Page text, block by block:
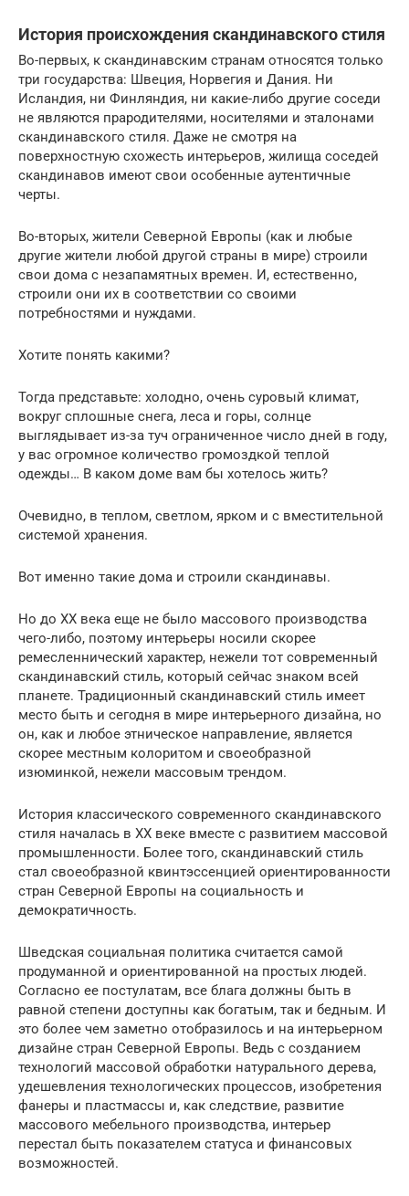
История происхождения скандинавского стиля
Во-первых, к скандинавским странам относятся только
три государства: Швеция, Норвегия и Дания. Ни
Исландия, ни Финляндия, ни какие-либо другие соседи
не являются прародителями, носителями и эталонами
скандинавского стиля. Даже не смотря на
поверхностную схожесть интерьеров, жилища соседей
скандинавов имеют свои особенные аутентичные
черты.
Во-вторых, жители Северной Европы (как и любые
другие жители любой другой страны в мире) строили
свои дома с незапамятных времен. И, естественно,
строили они их в соответствии со своими
потребностями и нуждами.
Хотите понять какими?
Тогда представьте: холодно, очень суровый климат,
вокруг сплошные снега, леса и горы, солнце
выглядывает из-за туч ограниченное число дней в году,
у вас огромное количество громоздкой теплой
одежды… В каком доме вам бы хотелось жить?
Очевидно, в теплом, светлом, ярком и с вместительной
системой хранения.
Вот именно такие дома и строили скандинавы.
Но до ХХ века еще не было массового производства
чего-либо, поэтому интерьеры носили скорее
ремесленнический характер, нежели тот современный
скандинавский стиль, который сейчас знаком всей
планете. Традиционный скандинавский стиль имеет
место быть и сегодня в мире интерьерного дизайна, но
он, как и любое этническое направление, является
скорее местным колоритом и своеобразной
изюминкой, нежели массовым трендом.
История классического современного скандинавского
стиля началась в ХХ веке вместе с развитием массовой
промышленности. Более того, скандинавский стиль
стал своеобразной квинтэссенцией ориентированности
стран Северной Европы на социальность и
демократичность.
Шведская социальная политика считается самой
продуманной и ориентированной на простых людей.
Согласно ее постулатам, все блага должны быть в
равной степени доступны как богатым, так и бедным. И
это более чем заметно отобразилось и на интерьерном
дизайне стран Северной Европы. Ведь с созданием
технологий массовой обработки натурального дерева,
удешевления технологических процессов, изобретения
фанеры и пластмассы и, как следствие, развитие
массового мебельного производства, интерьер
перестал быть показателем статуса и финансовых
возможностей.